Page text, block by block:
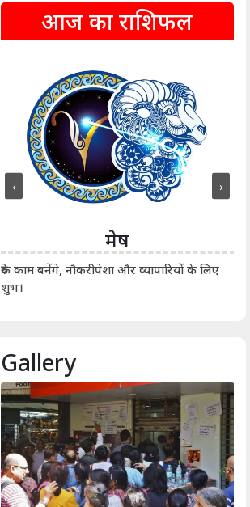
आज का राशिफल
मेष
रुके काम बनेंगे, नौकरीपेशा और व्यापारियों के लिए
शुभ।
‹ ›
Gallery